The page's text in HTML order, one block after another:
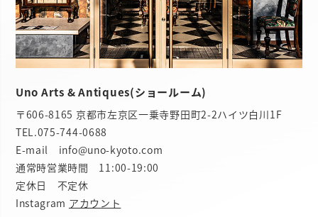
Uno Arts & Antiques(ショールーム)
〒606-8165 京都市左京区一乗寺野田町2-2ハイツ白川1F
TEL.075-744-0688
E-mail info@uno-kyoto.com
通常時営業時間 11:00-19:00
定休日 不定休
Instagram アカウント